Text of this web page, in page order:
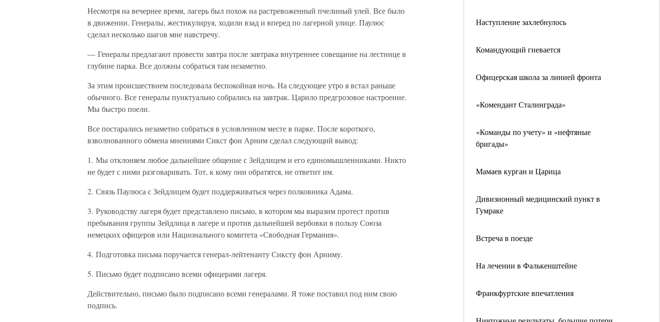
Наступление захлебнулось
Командующий гневается
Офицерская школа за линией фронта
«Комендант Сталинграда»
«Команды по учету» и «нефтяные
бригады»
Мамаев курган и Царица
Дивизионный медицинский пункт в
Гумраке
Встреча в поезде
На лечении в Фалькенштейне
Франкфуртские впечатления
Несмотря на вечернее время, лагерь был похож на растревоженный пчелиный улей. Все было
в движении. Генералы, жестикулируя, ходили взад и вперед по лагерной улице. Паулюс
сделал несколько шагов мне навстречу.
— Генералы предлагают провести завтра после завтрака внутреннее совещание на лестнице в
глубине парка. Все должны собраться там незаметно.
За этим происшествием последовала беспокойная ночь. На следующее утро я встал раньше
обычного. Все генералы пунктуально собрались на завтрак. Царило предгрозовое настроение.
Мы быстро поели.
Все постарались незаметно собраться в условленном месте в парке. После короткого,
взволнованного обмена мнениями Сикст фон Арним сделал следующий вывод:
1. Мы отклоняем любое дальнейшее общение с Зейдлицем и его единомышленниками. Никто
не будет с ними разговаривать. Тот, к кому они обратятся, не ответит им.
2. Связь Паулюса с Зейдлицем будет поддерживаться через полковника Адама.
3. Руководству лагеря будет представлено письмо, в котором мы выразим протест против
пребывания группы Зейдлица в лагере и против дальнейшей вербовки в пользу Союза
немецких офицеров или Национального комитета «Свободная Германия».
4. Подготовка письма поручается генерал-лейтенанту Сиксту фон Арниму.
5. Письмо будет подписано всеми офицерами лагеря.
Действительно, письмо было подписано всеми генералами. Я тоже поставил под ним свою
подпись.